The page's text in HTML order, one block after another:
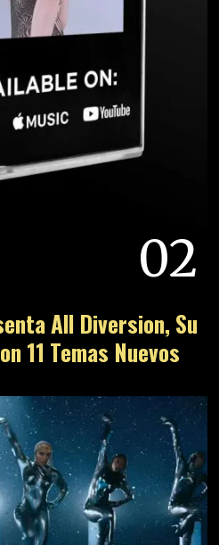
02
All Diversion, Su
11 Temas Nuevos